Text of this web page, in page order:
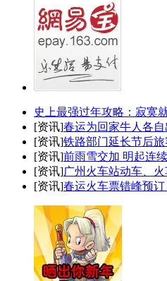
史上最强过年攻略：寂寞
[资讯]春运为回家牛人各
[资讯]铁路部门延长节后
[资讯]前雨雪交加 明起连
[资讯]广州火车站动车、
[资讯]春运火车票错峰预